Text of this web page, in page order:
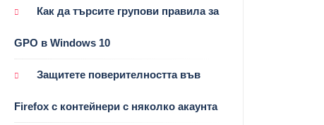
Как да търсите групови правила за
GPO в Windows 10
Защитете поверителността във
Firefox с контейнери с няколко акаунта